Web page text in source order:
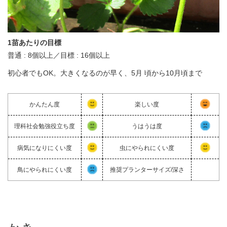
1苗あたりの目標
普通 : 8個以上／目標 : 16個以上
初心者でもOK。大きくなるのが早く、5月 頃から10月頃まで
かんたん度 楽しい度
理科社会勉強役立ち度 うはうは度
病気になりにくい度 虫にやられにくい度
鳥にやられにくい度 推奨プランターサイズ/深さ